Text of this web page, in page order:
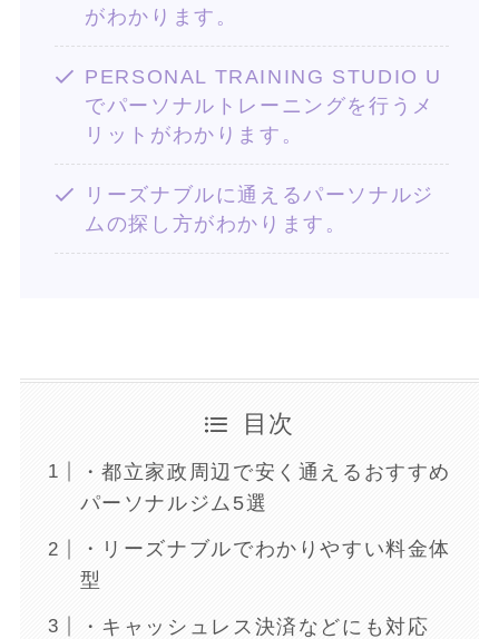
がわかります。
PERSONAL TRAINING STUDIO U
でパーソナルトレーニングを行うメ
リットがわかります。
リーズナブルに通えるパーソナルジ
ムの探し方がわかります。
目次
・都立家政周辺で安く通えるおすすめ
パーソナルジム5選
・リーズナブルでわかりやすい料金体
型
・キャッシュレス決済などにも対応